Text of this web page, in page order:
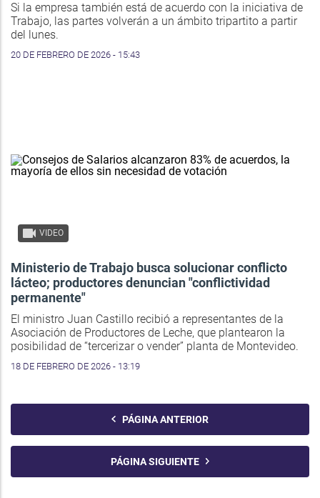
Si la empresa también está de acuerdo con la iniciativa de
Trabajo, las partes volverán a un ámbito tripartito a partir
del lunes.
20 DE FEBRERO DE 2026 - 15:43
VIDEO
Ministerio de Trabajo busca solucionar conflicto
lácteo; productores denuncian "conflictividad
permanente"
El ministro Juan Castillo recibió a representantes de la
Asociación de Productores de Leche, que plantearon la
posibilidad de “tercerizar o vender” planta de Montevideo.
18 DE FEBRERO DE 2026 - 13:19
PÁGINA ANTERIOR
PÁGINA SIGUIENTE